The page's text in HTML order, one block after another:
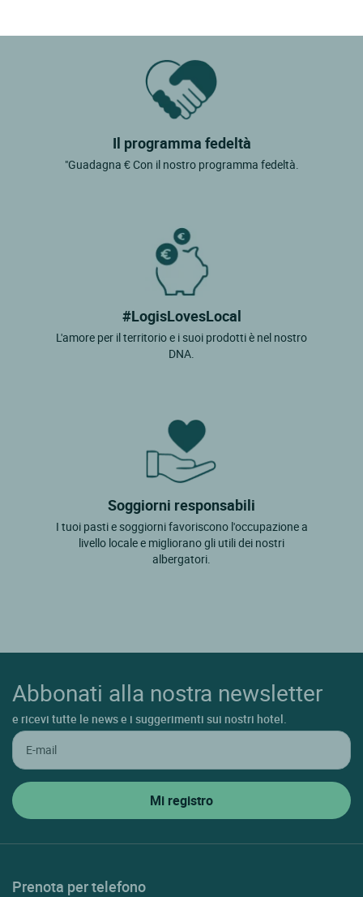
Il programma fedeltà
"Guadagna € Con il nostro programma fedeltà.
#LogisLovesLocal
L'amore per il territorio e i suoi prodotti è nel nostro
DNA.
Soggiorni responsabili
I tuoi pasti e soggiorni favoriscono l'occupazione a
livello locale e migliorano gli utili dei nostri
albergatori.
Abbonati alla nostra newsletter
e ricevi tutte le news e i suggerimenti sui nostri hotel.
Prenota per telefono